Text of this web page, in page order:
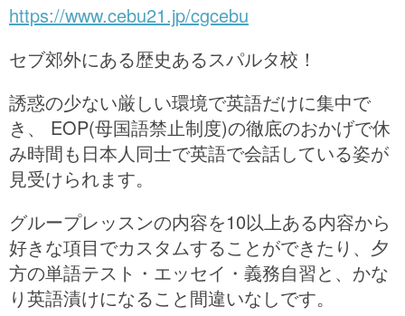
https://www.cebu21.jp/cgcebu
セブ郊外にある歴史あるスパルタ校！
誘惑の少ない厳しい環境で英語だけに集中で
き、 EOP(母国語禁止制度)の徹底のおかげで休
み時間も日本人同士で英語で会話している姿が
見受けられます。
グループレッスンの内容を10以上ある内容から
好きな項目でカスタムすることができたり、夕
方の単語テスト・エッセイ・義務自習と、かな
り英語漬けになること間違いなしです。